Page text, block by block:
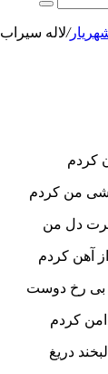
جستجو
/لاله سیراب
کردم
من کردم
دل من
آهن کردم
بی رخ دوست
کردم
دریغ